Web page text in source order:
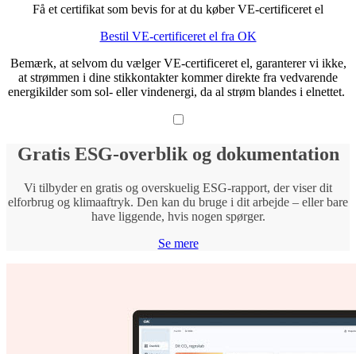
Få et certifikat som bevis for at du køber VE-certificeret el
Bestil VE-certificeret el fra OK
Bemærk, at selvom du vælger VE-certificeret el, garanterer vi ikke,
at strømmen i dine stikkontakter kommer direkte fra vedvarende
energikilder som sol- eller vindenergi, da al strøm blandes i elnettet.
Gratis ESG-overblik og dokumentation
Vi tilbyder en gratis og overskuelig ESG-rapport, der viser dit
elforbrug og klimaaftryk. Den kan du bruge i dit arbejde – eller bare
have liggende, hvis nogen spørger.
Se mere